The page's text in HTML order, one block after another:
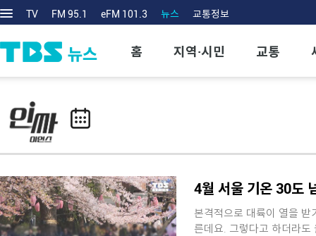
TV FM 95.1 eFM 101.3 뉴스 교통정보
홈 지역·시민 교통
4월 서울 기온 30도
본격적으로 대륙이 열을
른데요. 그렇다고 하더라도 올해 봄철에는 역대 최고치를 경신하는 기록이 계속 이